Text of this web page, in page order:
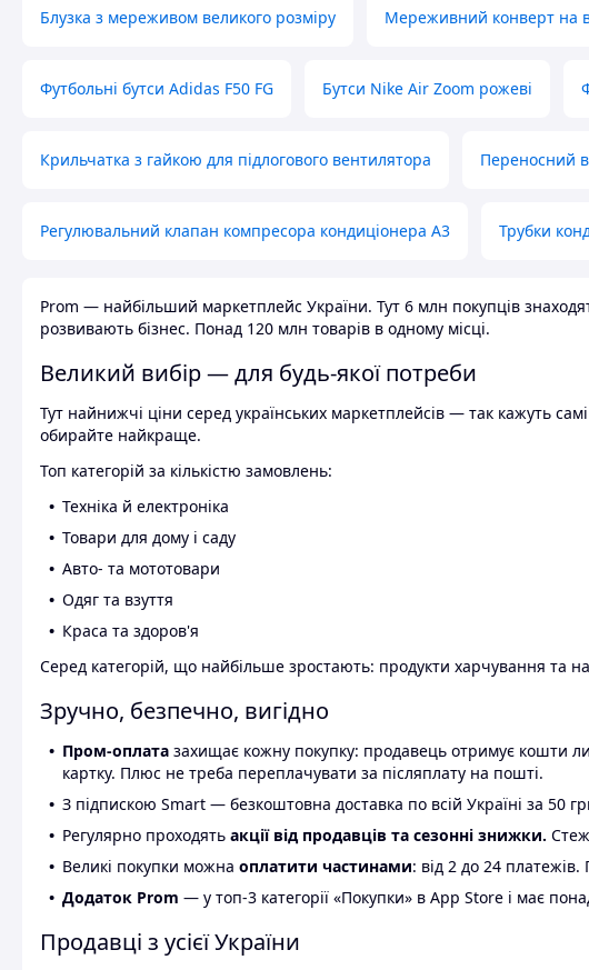
Блузка з мереживом великого розміру Мереживний конверт на
Футбольні бутси Adidas F50 FG Бутси Nike Air Zoom рожеві
Крильчатка з гайкою для підлогового вентилятора Переносний
Регулювальний клапан компресора кондиціонера А3 Трубки
Prom — найбільший маркетплейс України. Тут 6 млн покупців
розвивають бізнес. Понад 120 млн товарів в одному місці.
Великий вибір — для будь-якої потреби
Тут найнижчі ціни серед українських маркетплейсів — так кажуть
обирайте найкраще.
Топ категорій за кількістю замовлень:
Техніка й електроніка
Товари для дому і саду
Авто- та мототовари
Одяг та взуття
Краса та здоров'я
Серед категорій, що найбільше зростають: продукти харчування та
Зручно, безпечно, вигідно
Пром-оплата захищає кожну покупку: продавець отримує кошти
картку. Плюс не треба переплачувати за післяплату на пошті.
З підпискою Smart — безкоштовна доставка по всій Україні за 50
Регулярно проходять акції від продавців та сезонні знижки.
Великі покупки можна оплатити частинами: від 2 до 24
Додаток Prom — у топ-3 категорії «Покупки» в App Store і має
Продавці з усієї України